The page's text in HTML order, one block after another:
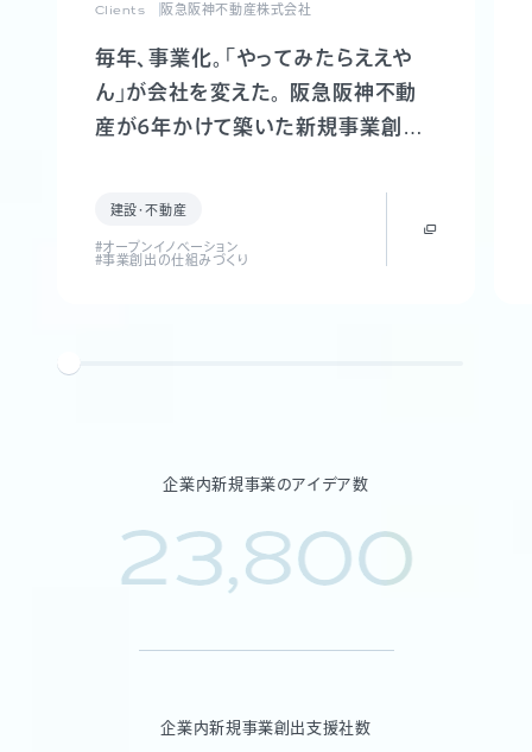
Clients 阪急阪神不動産株式会社
毎年、事業化。「やってみたらええや
ん」が会社を変えた。 阪急阪神不動
産が6年かけて築いた新規事業創出
建設・不動産
#オープンイノベーション
#事業創出の仕組みづくり
企業内新規事業のアイデア数
23,800
企業内新規事業創出支援社数